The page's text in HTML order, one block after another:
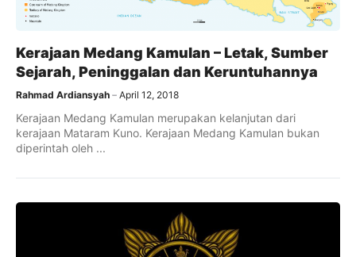
Kerajaan Medang Kamulan – Letak, Sumber
Sejarah, Peninggalan dan Keruntuhannya
Rahmad Ardiansyah April 12, 2018
Kerajaan Medang Kamulan merupakan kelanjutan dari
kerajaan Mataram Kuno. Kerajaan Medang Kamulan bukan
diperintah oleh ...